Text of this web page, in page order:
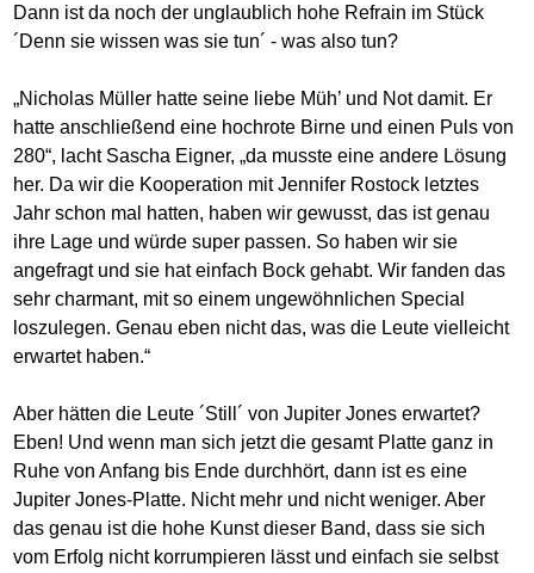
Dann ist da noch der unglaublich hohe Refrain im Stück
´Denn sie wissen was sie tun´ - was also tun?
„Nicholas Müller hatte seine liebe Müh’ und Not damit. Er
hatte anschließend eine hochrote Birne und einen Puls von
280“, lacht Sascha Eigner, „da musste eine andere Lösung
her. Da wir die Kooperation mit Jennifer Rostock letztes
Jahr schon mal hatten, haben wir gewusst, das ist genau
ihre Lage und würde super passen. So haben wir sie
angefragt und sie hat einfach Bock gehabt. Wir fanden das
sehr charmant, mit so einem ungewöhnlichen Special
loszulegen. Genau eben nicht das, was die Leute vielleicht
erwartet haben.“
Aber hätten die Leute ´Still´ von Jupiter Jones erwartet?
Eben! Und wenn man sich jetzt die gesamt Platte ganz in
Ruhe von Anfang bis Ende durchhört, dann ist es eine
Jupiter Jones-Platte. Nicht mehr und nicht weniger. Aber
das genau ist die hohe Kunst dieser Band, dass sie sich
vom Erfolg nicht korrumpieren lässt und einfach sie selbst